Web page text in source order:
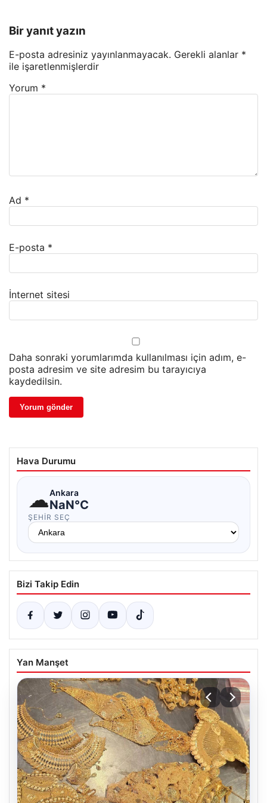
Bir yanıt yazın
E-posta adresiniz yayınlanmayacak. Gerekli alanlar *
ile işaretlenmişlerdir
Yorum *
Ad *
E-posta *
İnternet sitesi
Daha sonraki yorumlarımda kullanılması için adım, e-
posta adresim ve site adresim bu tarayıcıya
kaydedilsin.
Hava Durumu
☁Ankara
NaN°C
ŞEHIR SEÇ
Bizi Takip Edin
Yan Manşet